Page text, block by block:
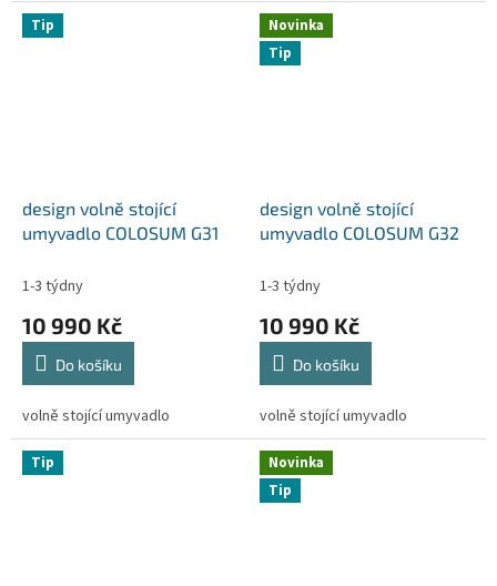
Tip
design volně stojící
umyvadlo COLOSUM G31
1-3 týdny
10 990 Kč
Do košíku
volně stojící umyvadlo
Novinka
Tip
design volně stojící
umyvadlo COLOSUM G32
1-3 týdny
10 990 Kč
Do košíku
volně stojící umyvadlo
Tip
Novinka
Tip